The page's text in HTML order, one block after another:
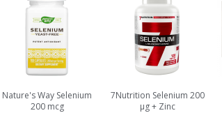
Nature's Way Selenium
200 mcg
7Nutrition Selenium 200
µg + Zinc